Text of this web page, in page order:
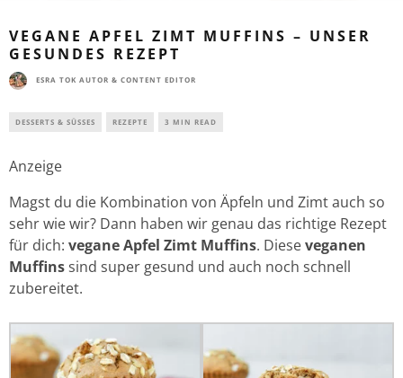
VEGANE APFEL ZIMT MUFFINS – UNSER
GESUNDES REZEPT
ESRA TOK AUTOR & CONTENT EDITOR
DESSERTS & SÜSSES REZEPTE 3 MIN READ
Anzeige
Magst du die Kombination von Äpfeln und Zimt auch so
sehr wie wir? Dann haben wir genau das richtige Rezept
für dich: vegane Apfel Zimt Muffins. Dieseveganen
Muffinssind super gesund und auch noch schnell
zubereitet.